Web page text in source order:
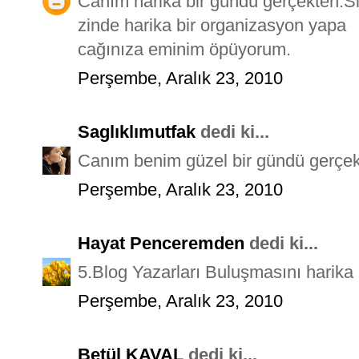
zinde harika bir organizasyon yapa
cağınıza eminim öpüyorum.
Perşembe, Aralık 23, 2010
Saglıklımutfak dedi ki...
Canım benim güzel bir gündü
Perşembe, Aralık 23, 2010
Hayat Penceremden dedi ki...
5.Blog Yazarları Buluşmasını harika
Perşembe, Aralık 23, 2010
Betül KAVAL dedi ki...